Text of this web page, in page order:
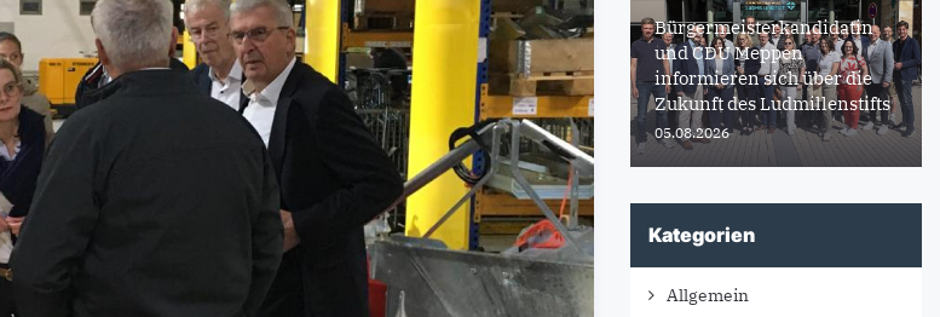
Bürgermeisterkandidatin
und CDU Meppen
informieren sich über die
Zukunft des Ludmillenstifts
05.08.2026
Kategorien
Allgemein